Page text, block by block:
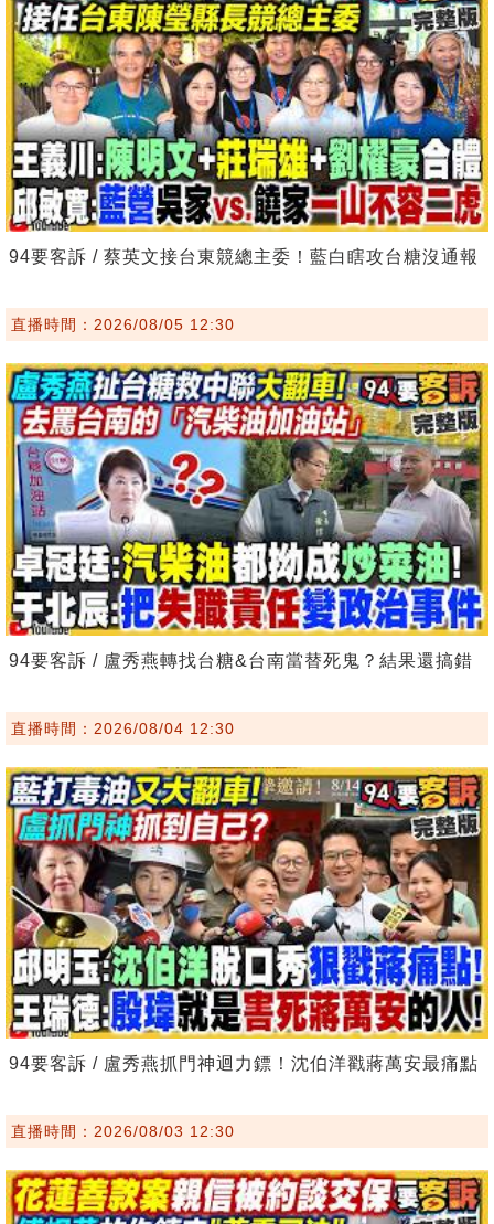
94要客訴 / 蔡英文接台東競總主委！藍白瞎攻台糖沒通報
直播時間：2026/08/05 12:30
94要客訴 / 盧秀燕轉找台糖&台南當替死鬼？結果還搞錯
直播時間：2026/08/04 12:30
94要客訴 / 盧秀燕抓門神迴力鏢！沈伯洋戳蔣萬安最痛點
直播時間：2026/08/03 12:30